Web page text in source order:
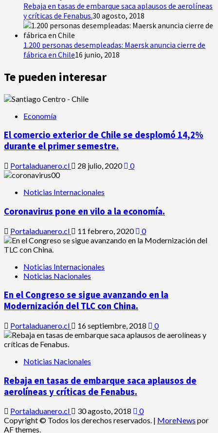
Rebaja en tasas de embarque saca aplausos de aerolíneas
y críticas de Fenabus.30 agosto, 2018
1.200 personas desempleadas: Maersk anuncia cierre de
fábrica en Chile16 junio, 2018
Te pueden interesar
Economía
El comercio exterior de Chile se desplomó 14,2%
durante el primer semestre.
Portaladuanero.cl 28 julio, 2020 0
Noticias Internacionales
Coronavirus pone en vilo a la economía.
Portaladuanero.cl 11 febrero, 2020 0
Noticias Internacionales
Noticias Nacionales
En el Congreso se sigue avanzando en la
Modernización del TLC con China.
Portaladuanero.cl 16 septiembre, 2018 0
Noticias Nacionales
Rebaja en tasas de embarque saca aplausos de
aerolíneas y críticas de Fenabus.
Portaladuanero.cl 30 agosto, 2018
0
Copyright © Todos los derechos reservados. | MoreNews por
AF themes.